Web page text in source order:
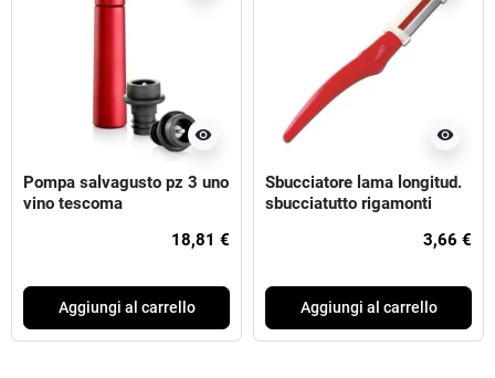
visibility
Pompa salvagusto pz 3 uno
vino tescoma
18,81 €
Aggiungi al carrello
visibility
Sbucciatore lama longitud.
sbucciatutto rigamonti
3,66 €
Aggiungi al carrello